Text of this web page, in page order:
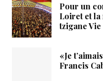
Pour un
Loiret et la
tzigane
«Je
Francis